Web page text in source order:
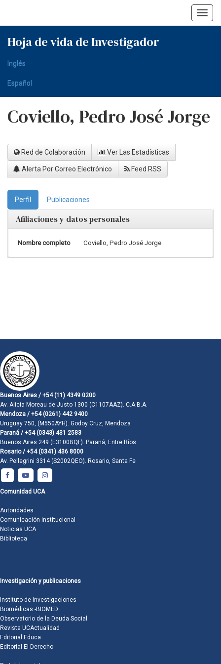
Hoja de vida de Investigador
Inglés
Español
Coviello, Pedro José Jorge
Red de Colaboración Ver Las Estadísticas
Alerta Por Correo Electrónico Feed RSS
Perfil Publicaciones
Afiliaciones y datos personales
Nombre completo Coviello, Pedro José Jorge
Buenos Aires / +54 (11) 4349 0200
Av. Alicia Moreau de Justo 1300 (C1107AAZ). C.A.B.A.
Mendoza / +54 (0261) 442 9400
Uruguay 750, (M550AYH). Godoy Cruz, Mendoza
Paraná / +54 (0343) 431 2583
Buenos Aires 249 (E3100BQF). Paraná, Entre Ríos
Rosario / +54 (0341) 436 8000
Av. Pellegrini 3314 (S2002QEO). Rosario, Santa Fe
Comunidad UCA
Autoridades
Comunicación institucional
Noticias UCA
Biblioteca
Investigación y publicaciones
Instituto de Investigaciones
Biomédicas -BIOMED
Observatorio de la Deuda Social
Revista UCActualidad
Editorial Educa
Editorial El Derecho